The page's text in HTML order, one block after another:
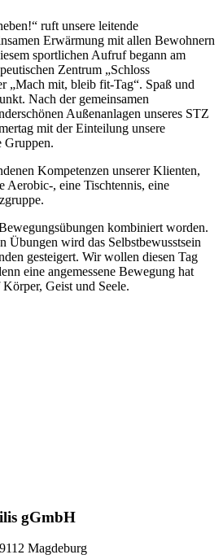
ruft unsere leitende
Erwärmung mit allen Bewohnern
sportlichen Aufruf begann am
Zentrum „Schloss
„Mach mit, bleib fit-Tag“. Spaß und
Nach der gemeinsamen
Außenanlagen unseres STZ
mit der Einteilung unsere
Gruppen.
Kompetenzen unserer Klienten,
Aerobic-, eine Tischtennis, eine
kombiniert worden.
Übungen wird das Selbstbewusstsein
gesteigert. Wir wollen diesen Tag
eine angemessene Bewegung hat
Geist und Seele.
gGmbH
Magdeburg